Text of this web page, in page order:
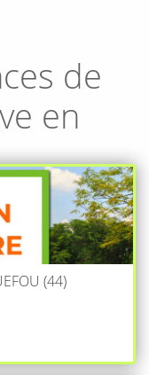
de
en
(44)